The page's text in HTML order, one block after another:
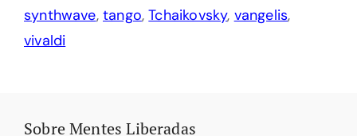
synthwave, tango,Tchaikovsky, vangelis,
vivaldi
Sobre Mentes Liberadas